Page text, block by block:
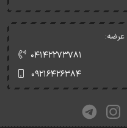
عرضه:
۰۴۱۴۲۲۷۳۷۸۱
۰۹۲۱۶۴۲۶۳۸۴